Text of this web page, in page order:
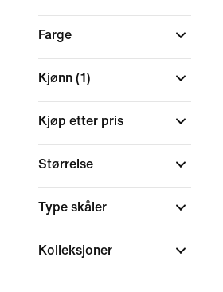
Farge
Kjønn (1)
Kjøp etter pris
Størrelse
Type skåler
Kolleksjoner